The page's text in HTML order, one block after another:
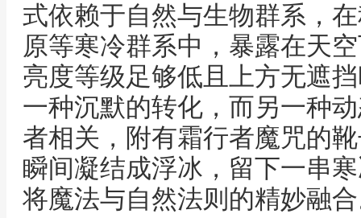
式依赖于自然与生物群系，
原等寒冷群系中，暴露在天
亮度等级足够低且上方无遮
一种沉默的转化，而另一种
者相关，附有霜行者魔咒的
瞬间凝结成浮冰，留下一串
将魔法与自然法则的精妙融